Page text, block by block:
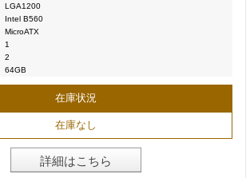
LGA1200
Intel B560
MicroATX
1
2
64GB
在庫状況
在庫なし
詳細はこちら